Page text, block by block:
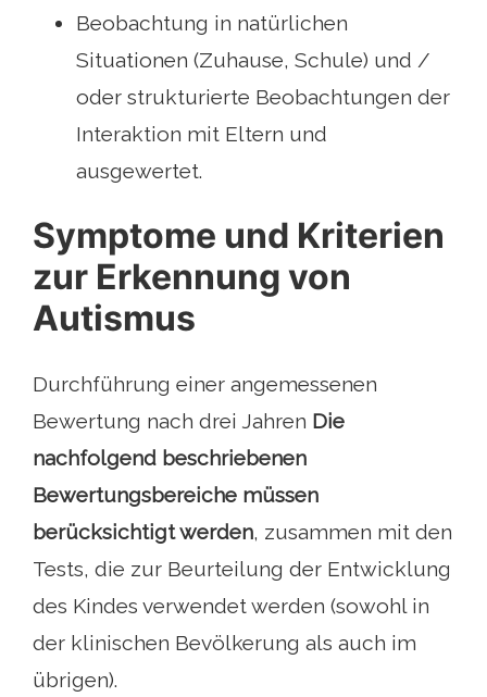
Beobachtung in natürlichen
Situationen (Zuhause, Schule) und /
oder strukturierte Beobachtungen der
Interaktion mit Eltern und
ausgewertet.
Symptome und Kriterien
zur Erkennung von
Autismus
Durchführung einer angemessenen
Bewertung nach drei Jahren Die
nachfolgend beschriebenen
Bewertungsbereiche müssen
berücksichtigt werden, zusammen mit den
Tests, die zur Beurteilung der Entwicklung
des Kindes verwendet werden (sowohl in
der klinischen Bevölkerung als auch im
übrigen).